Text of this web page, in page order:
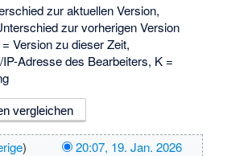
zur aktuellen Version,
zur vorherigen Version
Version zu dieser Zeit,
Adresse des Bearbeiters, K =
)
20:07, 19. Jan. 2026